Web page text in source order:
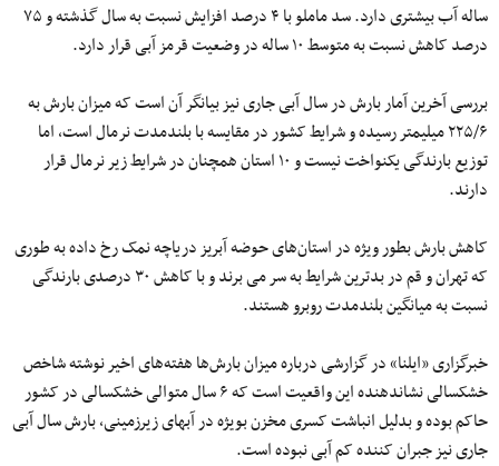
ساله آب بیشتری دارد. سد ماملو با ۴ درصد افزایش نسبت به سال گذشته و ۷۵
درصد کاهش نسبت به متوسط ۱۰ ساله در وضعیت قرمز آبی قرار دارد.
بررسی آخرین آمار بارش در سال آبی جاری نیز بیانگر آن است که میزان بارش به
۲۲۵/۶ میلیمتر رسیده و شرایط کشور در مقایسه با بلندمدت نرمال است، اما
توزیع بارندگی یکنواخت نیست و ۱۰ استان همچنان‌ در شرایط زیر نرمال قرار
دارند.
کاهش بارش بطور ویژه در استان‌های حوضه آبریز دریاچه نمک رخ داده به طوری
که تهران و قم در بدترین شرایط به سر می برند و با کاهش ۳۰ درصدی بارندگی
نسبت به میانگین بلندمدت روبرو هستند.
خبرگزاری «ایلنا» در گزارشی درباره میزان بارش‌ها هفته‌های اخیر نوشته شاخص
خشکسالی نشاندهنده این واقعیت است که ۶ سال متوالی خشکسالی در کشور
حاکم بوده و بدلیل انباشت کسری مخزن بویژه در آبهای زیرزمینی، بارش سال آبی
جاری نیز جبران کننده کم آبی نبوده است.